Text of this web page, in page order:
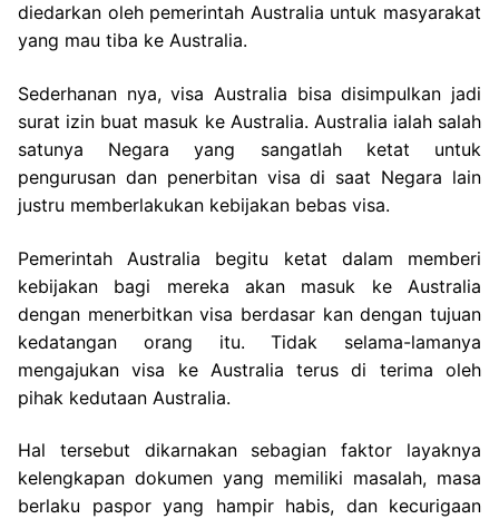
diedarkan oleh pemerintah Australia untuk masyarakat
yang mau tiba ke Australia.
Sederhanan nya, visa Australia bisa disimpulkan jadi
surat izin buat masuk ke Australia. Australia ialah salah
satunya Negara yang sangatlah ketat untuk
pengurusan dan penerbitan visa di saat Negara lain
justru memberlakukan kebijakan bebas visa.
Pemerintah Australia begitu ketat dalam memberi
kebijakan bagi mereka akan masuk ke Australia
dengan menerbitkan visa berdasar kan dengan tujuan
kedatangan orang itu. Tidak selama-lamanya
mengajukan visa ke Australia terus di terima oleh
pihak kedutaan Australia.
Hal tersebut dikarnakan sebagian faktor layaknya
kelengkapan dokumen yang memiliki masalah, masa
berlaku paspor yang hampir habis, dan kecurigaan